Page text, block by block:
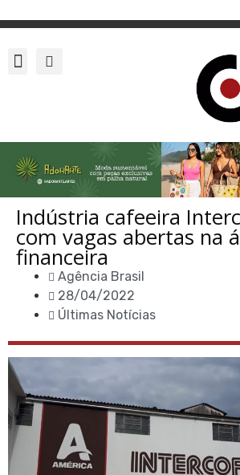
Indústria cafeeira
com vagas abertas na
financeira
Agência Brasil
28/04/2022
Últimas Notícias